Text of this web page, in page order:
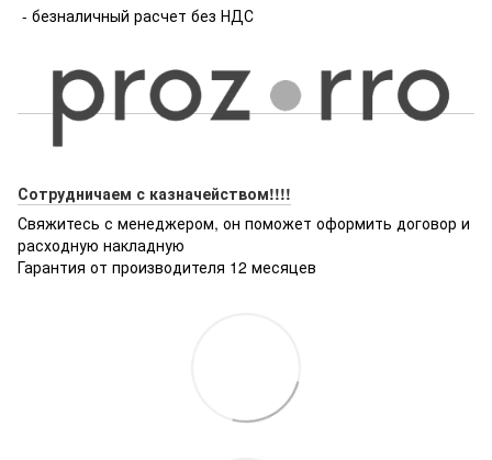
- безналичный расчет без НДС
Сотрудничаем с казначейством!!!!
Свяжитесь с менеджером, он поможет оформить договор и
расходную накладную
Гарантия от производителя 12 месяцев